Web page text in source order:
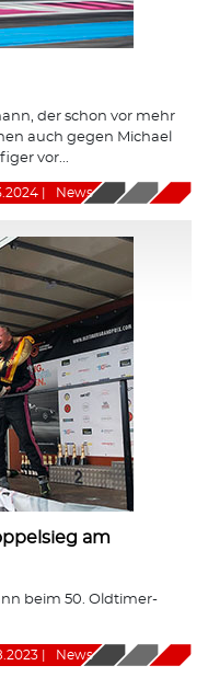
der schon vor mehr
auch gegen Michael
vor...
News
am
beim 50. Oldtimer-
News